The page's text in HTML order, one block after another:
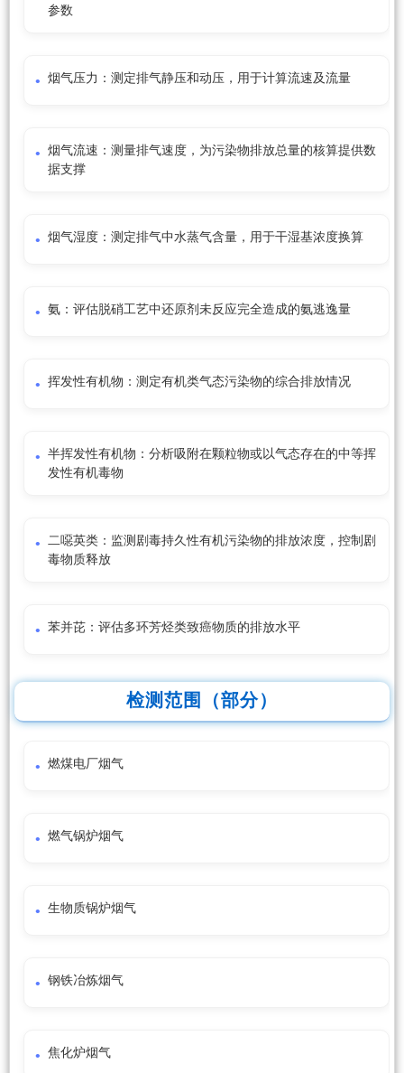
参数
烟气压力：测定排气静压和动压，用于计算流速及流量
烟气流速：测量排气速度，为污染物排放总量的核算提供数
据支撑
烟气湿度：测定排气中水蒸气含量，用于干湿基浓度换算
氨：评估脱硝工艺中还原剂未反应完全造成的氨逃逸量
挥发性有机物：测定有机类气态污染物的综合排放情况
半挥发性有机物：分析吸附在颗粒物或以气态存在的中等挥
发性有机毒物
二噁英类：监测剧毒持久性有机污染物的排放浓度，控制剧
毒物质释放
苯并芘：评估多环芳烃类致癌物质的排放水平
检测范围（部分）
燃煤电厂烟气
燃气锅炉烟气
生物质锅炉烟气
钢铁冶炼烟气
焦化炉烟气